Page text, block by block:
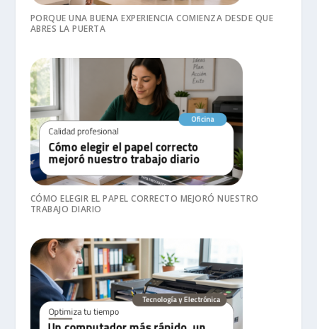
PORQUE UNA BUENA EXPERIENCIA COMIENZA DESDE QUE
ABRES LA PUERTA
CÓMO ELEGIR EL PAPEL CORRECTO MEJORÓ NUESTRO
TRABAJO DIARIO